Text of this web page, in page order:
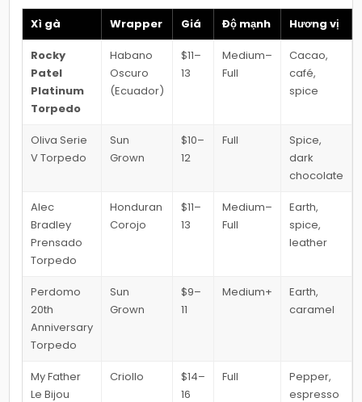
Xì gà Wrapper Giá Độ mạnh Hương vị
Rocky
Patel
Platinum
Torpedo
Habano
Oscuro
(Ecuador)
$11–
13
Medium–
Full
Cacao,
café,
spice
Oliva Serie
V Torpedo
Sun
Grown
$10–
12
Full
Spice,
dark
chocolate
Alec
Bradley
Prensado
Torpedo
Honduran
Corojo
$11–
13
Medium–
Full
Earth,
spice,
leather
Perdomo
20th
Anniversary
Torpedo
Sun
Grown
$9–
11
Medium+
Earth,
caramel
My Father
Le Bijou
Criollo
$14–
16
Full
Pepper,
espresso